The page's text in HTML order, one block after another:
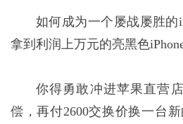
如何成为一个屡战屡胜的
拿到利润上万元的亮黑色
你得勇敢冲进苹果直营
偿，再付2600交换价换一台新